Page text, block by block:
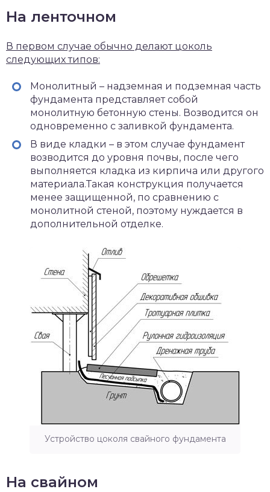
На ленточном
В первом случае обычно делают цоколь
следующих типов:
Монолитный – надземная и подземная часть
фундамента представляет собой
монолитную бетонную стены. Возводится он
одновременно с заливкой фундамента.
В виде кладки – в этом случае фундамент
возводится до уровня почвы, после чего
выполняется кладка из кирпича или другого
материала.Такая конструкция получается
менее защищенной, по сравнению с
монолитной стеной, поэтому нуждается в
дополнительной отделке.
Устройство цоколя свайного фундамента
На свайном